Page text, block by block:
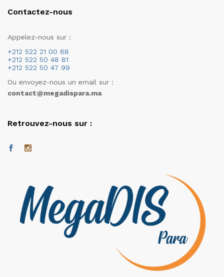
Contactez-nous
Appelez-nous sur :
+212 522 21 00 68
+212 522 50 48 81
+212 522 50 47 99
Ou envoyez-nous un email sur :
contact@megadispara.ma
Retrouvez-nous sur :